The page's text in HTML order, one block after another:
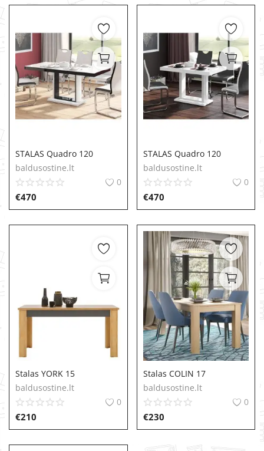
STALAS Quadro 120
baldusostine.lt
0
€470
STALAS Quadro 120
baldusostine.lt
0
€470
Stalas YORK 15
baldusostine.lt
0
€210
Stalas COLIN 17
baldusostine.lt
0
€230